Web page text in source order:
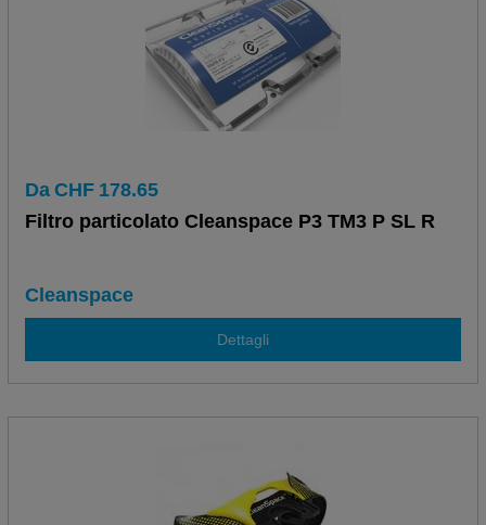
Da CHF 178.65
Filtro particolato Cleanspace P3 TM3 P SL R
Cleanspace
Dettagli